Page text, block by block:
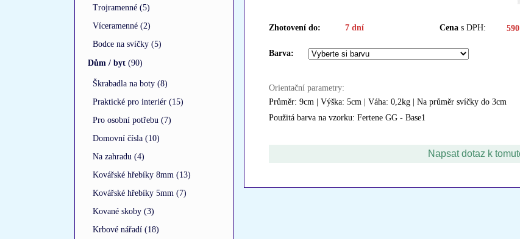
Trojramenné (5)
Víceramenné (2)
Bodce na svíčky (5)
Dům / byt (90)
Škrabadla na boty (8)
Praktické pro interiér (15)
Pro osobní potřebu (7)
Domovní čísla (10)
Na zahradu (4)
Kovářské hřebíky 8mm (13)
Kovářské hřebíky 5mm (7)
Kované skoby (3)
Krbové nářadí (18)
Zhotovení do: 7 dní Cena s DPH: 590
Barva:
Orientační parametry:
Průměr: 9cm | Výška: 5cm | Váha: 0,2kg | Na průměr svíčky do 3cm
Použitá barva na vzorku: Fertene GG - Base1